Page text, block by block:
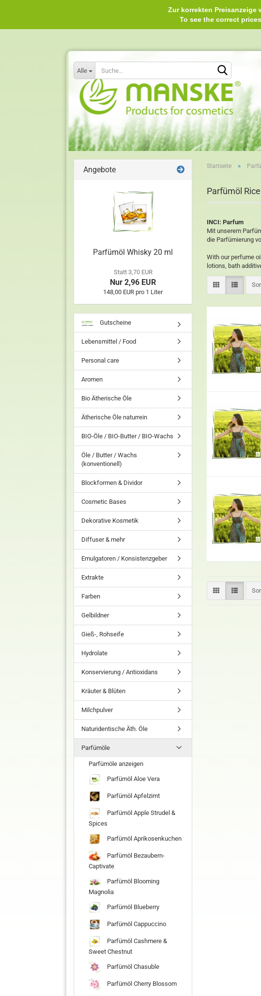
Alle
Zur korrekten Preisanzeige
To see the correct
Startseite »
Parfümöl
INCI: Parfum
Mit unserem
die Parfümierung
With our perfume
lotions, bath
Angebote
Parfümöl Whisky 20 ml
Statt 3,70 EUR
Nur 2,96 EUR
148,00 EUR pro 1 Liter
Gutscheine
Lebensmittel / Food
Personal care
Aromen
Bio Ätherische Öle
Ätherische Öle naturrein
BIO-Öle / BIO-Butter / BIO-Wachs
Öle / Butter / Wachs
(konventionell)
Blockformen & Dividor
Cosmetic Bases
Dekorative Kosmetik
Diffuser & mehr
Emulgatoren / Konsistenzgeber
Extrakte
Farben
Gelbildner
Gieß-, Rohseife
Hydrolate
Konservierung / Antioxidans
Kräuter & Blüten
Milchpulver
Naturidentische Äth. Öle
Parfümöle
Parfümöle anzeigen
Parfümöl Aloe Vera
Parfümöl Apfelzimt
Parfümöl Apple Strudel &
Spices
Parfümöl Aprikosenkuchen
Parfümöl Bezaubern-
Captivate
Parfümöl Blooming
Magnolia
Parfümöl Blueberry
Parfümöl Cappuccino
Parfümöl Cashmere &
Sweet Chestnut
Parfümöl Chasuble
Parfümöl Cherry Blossom